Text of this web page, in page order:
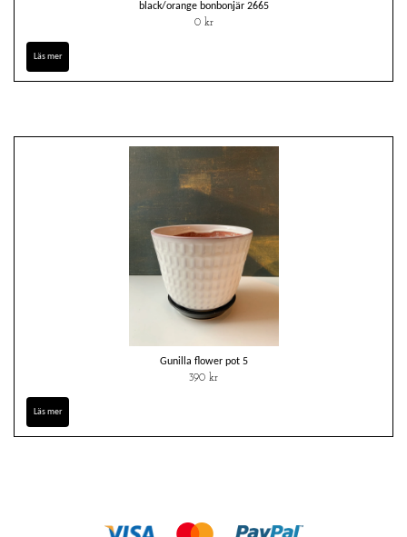
black/orange bonbonjär 2665
0 kr
Läs mer
Gunilla flower pot 5
390 kr
Läs mer